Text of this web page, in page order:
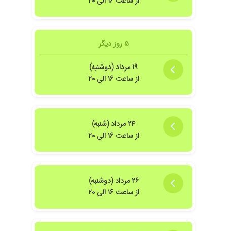
۵ روز دیگر
۱۹ مرداد (دوشنبه)
از ساعت ۱۶ الی ۲۰
۲۴ مرداد (شنبه)
از ساعت ۱۶ الی ۲۰
۲۶ مرداد (دوشنبه)
از ساعت ۱۶ الی ۲۰